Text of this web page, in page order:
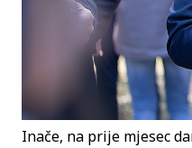
Inače, na prije mjesec